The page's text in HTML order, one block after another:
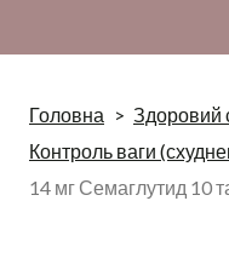
Головна
Здоровий
Контроль ваги
14 мг Семаглутид 10